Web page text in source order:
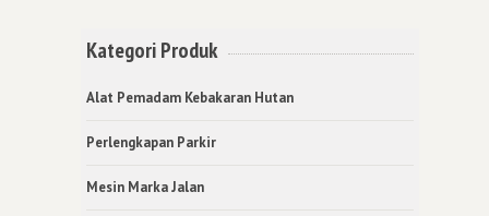
Kategori Produk
Alat Pemadam Kebakaran Hutan
Perlengkapan Parkir
Mesin Marka Jalan